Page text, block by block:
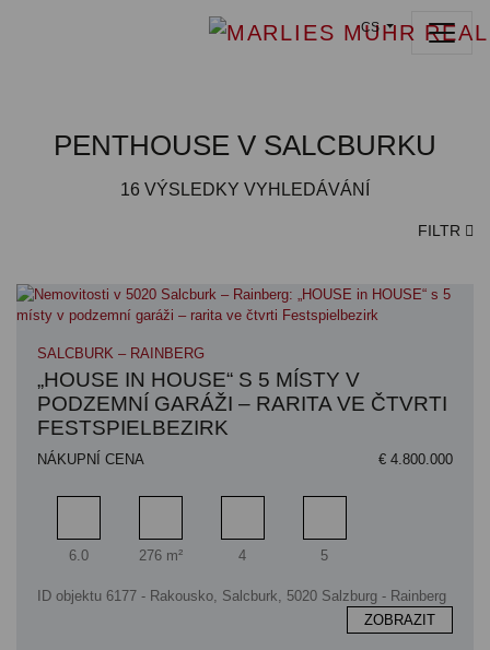
CS
PENTHOUSE V SALCBURKU
16 VÝSLEDKY VYHLEDÁVÁNÍ
FILTR
SALCBURK – RAINBERG
„HOUSE IN HOUSE“ S 5 MÍSTY V
PODZEMNÍ GARÁŽI – RARITA VE ČTVRTI
FESTSPIELBEZIRK
NÁKUPNÍ CENA € 4.800.000
Pokoj
6.0
Obytný prostor
276 m²
Koupelna
4
Ložnice
5
ID objektu 6177 - Rakousko, Salcburk, 5020 Salzburg - Rainberg
ZOBRAZIT